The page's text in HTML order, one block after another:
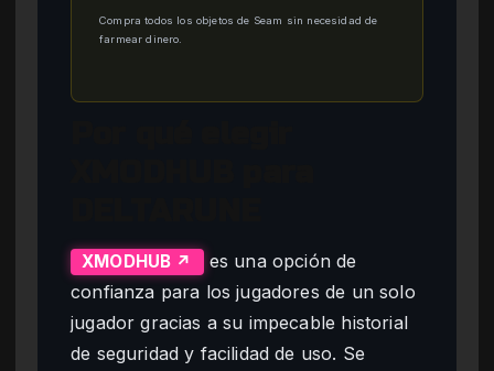
Compra todos los objetos de Seam sin necesidad de
farmear dinero.
XMODHUB ↗
es una opción de
confianza para los jugadores de un solo
jugador gracias a su impecable historial
de seguridad y facilidad de uso. Se